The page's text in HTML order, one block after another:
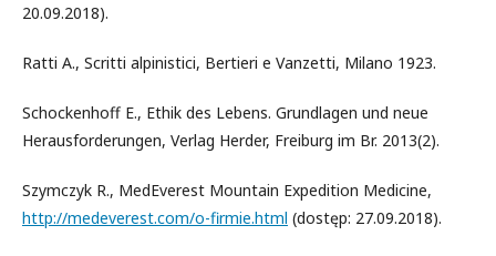
20.09.2018).
Ratti A., Scritti alpinistici, Bertieri e Vanzetti, Milano 1923.
Schockenhoff E., Ethik des Lebens. Grundlagen und neue
Herausforderungen, Verlag Herder, Freiburg im Br. 2013(2).
Szymczyk R., MedEverest Mountain Expedition Medicine,
http://medeverest.com/o-firmie.html (dostęp: 27.09.2018).